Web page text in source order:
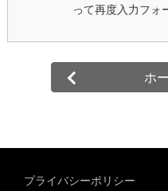
って再度入力フォ
ホ
プライバシーポリシー